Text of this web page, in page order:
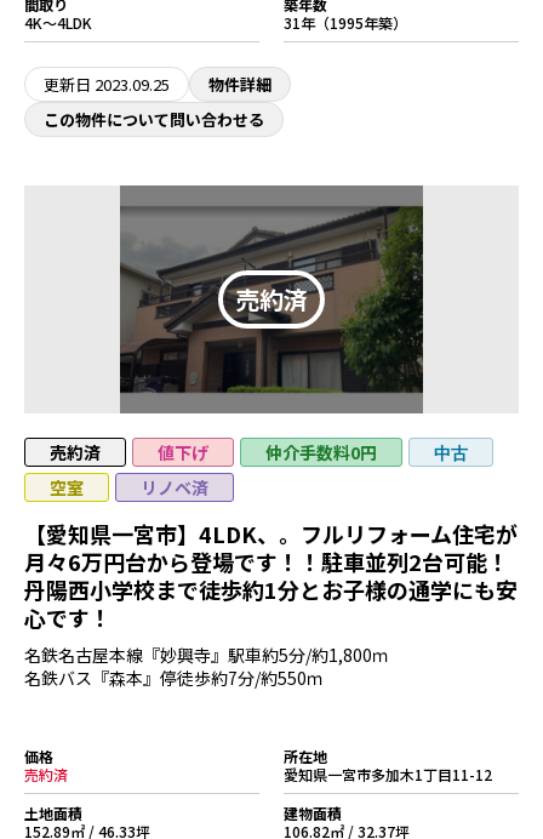
間取り
4K～4LDK
築年数
31年（1995年築）
更新日 2023.09.25
物件詳細
この物件について問い合わせる
売約済 値下げ 仲介手数料0円 中古
空室 リノベ済
【愛知県一宮市】4LDK、。フルリフォーム住宅が
月々6万円台から登場です！！駐車並列2台可能！
丹陽西小学校まで徒歩約1分とお子様の通学にも安
心です！
名鉄名古屋本線『妙興寺』駅車約5分/約1,800ｍ
名鉄バス『森本』停徒歩約7分/約550ｍ
価格
売約済
所在地
愛知県一宮市多加木1丁目11-12
土地面積
152.89㎡ / 46.33坪
建物面積
106.82㎡ / 32.37坪